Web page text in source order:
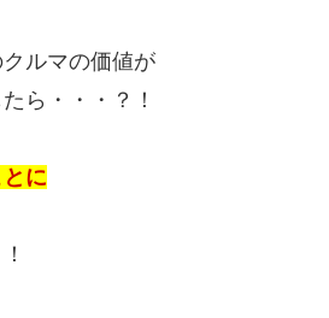
ルマの価値が
ら・・・？！
に